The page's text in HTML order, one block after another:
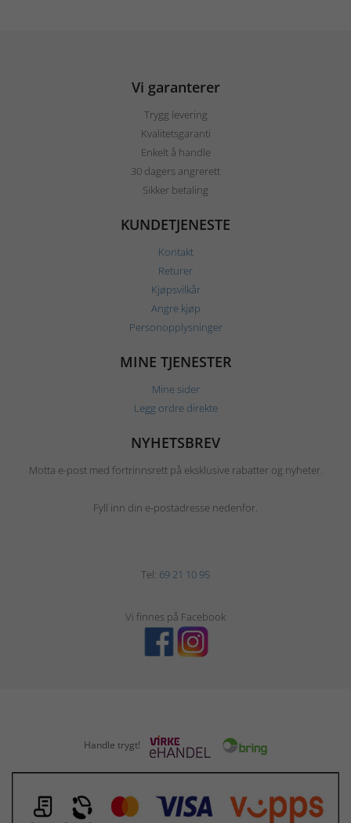
Vi garanterer
Trygg levering
Kvalitetsgaranti
Enkelt å handle
30 dagers angrerett
Sikker betaling
KUNDETJENESTE
Kontakt
Returer
Kjøpsvilkår
Angre kjøp
Personopplysninger
MINE TJENESTER
Mine sider
Legg ordre direkte
NYHETSBREV
Motta e-post med fortrinnsrett på eksklusive rabatter og nyheter.
Fyll inn din e-postadresse nedenfor.
Tel: 69 21 10 95
Vi finnes på Facebook
Handle trygt!